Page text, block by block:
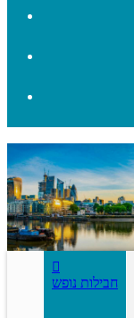
חבילות נופש